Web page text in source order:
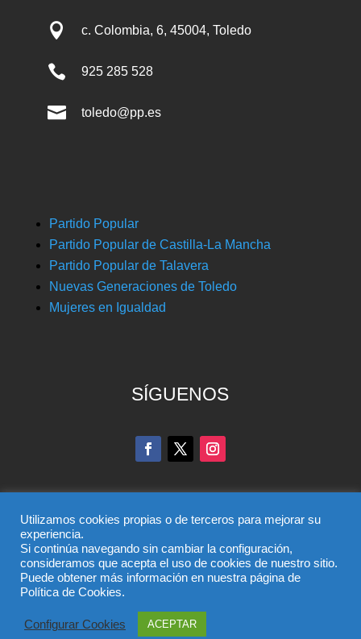
 c. Colombia, 6, 45004, Toledo
 925 285 528
 toledo@pp.es
Partido Popular
Partido Popular de Castilla-La Mancha
Partido Popular de Talavera
Nuevas Generaciones de Toledo
Mujeres en Igualdad
SÍGUENOS
© Partido Popular de Toledo – C/ Colombia, 6, 45004,
Toledo, Teléfono 925 285 528
El uso de este sitio implica la aceptación del
lapolítica de privacidad y lapolítica de cookies
Utilizamos cookies propias o de terceros para mejorar su
experiencia.
Si continúa navegando sin cambiar la configuración,
consideramos que acepta el uso de cookies de nuestro sitio.
Puede obtener más información en nuestra página de
Política de Cookies.
Configurar Cookies ACEPTAR